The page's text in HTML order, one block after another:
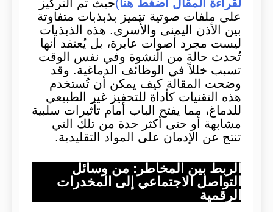
لقراءة المقال أضغط هنا)حيث تم التركيز
على ملفات صوتية تتميز بذبذبات متفاوتة
بين الأذن اليمنى والأُسرى. هذه الذبذبات
ليست مجرد أصوات عابرة، بل يُعتقد أنها
تُحدث حالة من النشوة وفي نفس الوقت
تسبب خللاً في الوظائف الدماغية. وقد
وضحت المقالة كيف يمكن أن تُستخدم
هذه التقنيات كأداة للتحفيز غير الطبيعي
للدماغ، مما يفتح الباب أمام تأثيرات سلبية
مشابهة أو حتى أكثر حدة من تلك التي
تنتج عن الإدمان على المواد التقليدية.
الربط بين المخاطر: من وسائل
التواصل الاجتماعي إلى المخدرات
الرقمية